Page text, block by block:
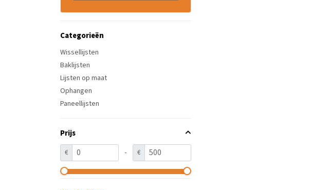
Categorieën
Wissellijsten
Baklijsten
Lijsten op maat
Ophangen
Paneellijsten
Prijs
€ - €